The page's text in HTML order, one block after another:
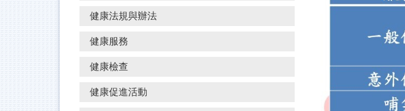
健康法規與辦法
健康服務
健康檢查
健康促進活動